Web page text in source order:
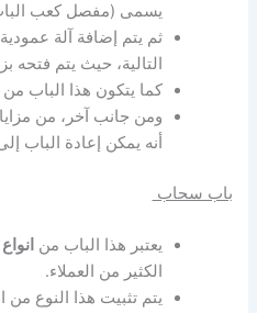
يسمى (مفصل كعب
ثم يتم إضافة آلة
التالية، حيث يتم فتحه بزاوية 180
كما يتكون هذا الباب
ومن جانب آخر، من
أنه يمكن إعادة الباب
باب سحاب
يعتبر هذا الباب من
الكثير من العملاء.
يتم تثبيت هذا النوع